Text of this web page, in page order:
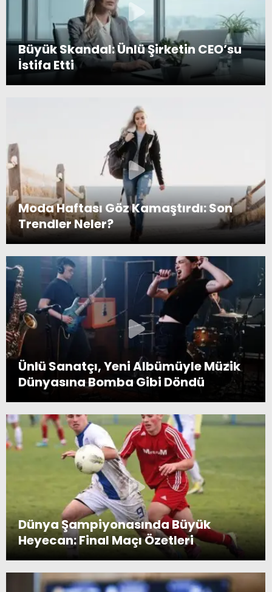
Büyük Skandal: Ünlü Şirketin CEO’su
İstifa Etti
Moda Haftası Göz Kamaştırdı: Son
Trendler Neler?
Ünlü Sanatçı, Yeni Albümüyle Müzik
Dünyasına Bomba Gibi Döndü
Dünya Şampiyonasında Büyük
Heyecan: Final Maçı Özetleri